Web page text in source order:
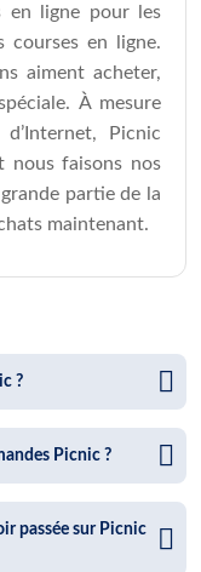
en ligne pour les
courses en ligne.
aiment acheter,
À mesure
Picnic
nous faisons nos
partie de la
maintenant.
?
Picnic ?
passée sur Picnic